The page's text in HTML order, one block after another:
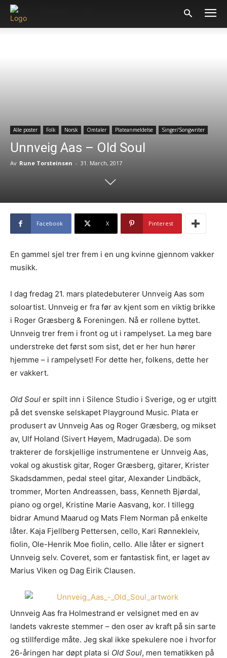
Forsiden
Alle poster Folk Norsk Omtaler Plateanmeldelse Singer/Songwriter
Unnveig Aas – Old Soul
Av Rune Torsteinsen - 31. March, 2017
Facebook X Pinterest
En gammel sjel trer frem i en ung kvinne gjennom vakker
musikk.
I dag fredag 21. mars platedebuterer Unnveig Aas som
soloartist. Unnveig er fra før av kjent som en viktig brikke
i Roger Græsberg & Foreningen. Nå er rollene byttet.
Unnveig trer frem i front og ut i rampelyset. La meg bare
understreke det først som sist, det er her hun hører
hjemme – i rampelyset! For dette her, folkens, dette her
er vakkert.
Old Soul er spilt inn i Silence Studio i Sverige, og er utgitt
på det svenske selskapet Playground Music. Plata er
produsert av Unnveig Aas og Roger Græsberg, og mikset
av, Ulf Holand (Sivert Høyem, Madrugada). De som
trakterer de forskjellige instrumentene er Unnveig Aas,
vokal og akustisk gitar, Roger Græsberg, gitarer, Krister
Skadsdammen, pedal steel gitar, Alexander Lindbäck,
trommer, Morten Andreassen, bass, Kenneth Bjørdal,
piano og orgel, Kristine Marie Aasvang, kor. I tillegg
bidrar Amund Maarud og Mats Flem Norman på enkelte
låter. Kaja Fjellberg Pettersen, cello, Kari Rønnekleiv,
fiolin, Ole-Henrik Moe fiolin, cello. Alle låter er signert
Unnveig selv. Coveret, som er fantastisk fint, er laget av
Marius Viken og Dag Eirik Clausen.
Unnveig Aas fra Holmestrand er velsignet med en av
landets vakreste stemmer – den oser av kraft på sin sarte
og stillferdige måte. Jeg skal ikke spekulere noe i hvorfor
26-åringen har døpt plata si Old Soul, men tematikken på